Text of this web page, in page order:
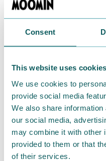
Consent
This website uses cookies
We use cookies to
provide social media
We also share
our social media,
may combine it with other
provided to them or that
of their services.
クイズ１）ムーミンママ
が入っています。なにを
クイズ２） トフスラン
クイズ３）トーベ・ヤン
ストを描く仕事を始めた
本書には、これらの答え
（ちなみに、正解は…
１ ムーミントロールの
２ 赤いぼうしをかぶっ